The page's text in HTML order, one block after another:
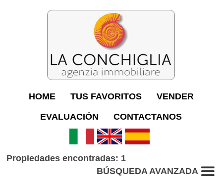
HOME TUS FAVORITOS VENDER
EVALUACIÓN CONTACTANOS
Propiedades encontradas: 1
BÚSQUEDA AVANZADA